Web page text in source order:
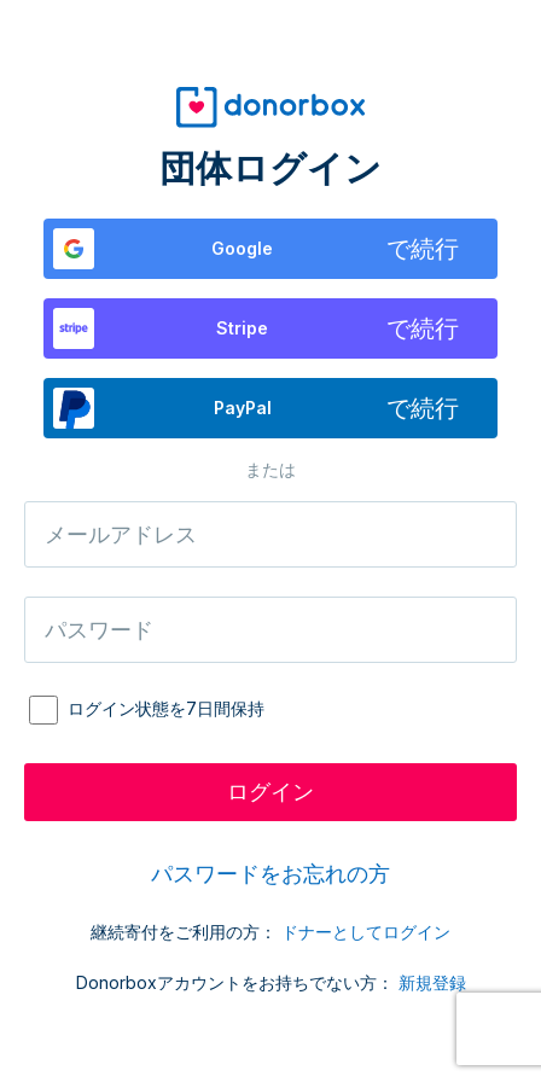
団体ログイン
Google で続行
Stripe で続行
PayPal で続行
または
ログイン状態を7日間保持
パスワードをお忘れの方
継続寄付をご利用の方： ドナーとしてログイン
Donorboxアカウントをお持ちでない方： 新規登録